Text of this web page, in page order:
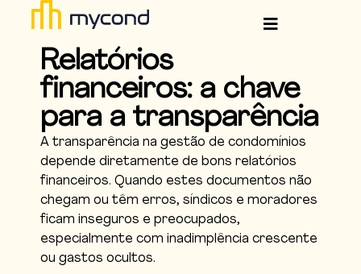
Relatórios
financeiros: a chave
para a transparência
A transparência na gestão de condomínios
depende diretamente de bons relatórios
financeiros. Quando estes documentos não
chegam ou têm erros, síndicos e moradores
ficam inseguros e preocupados,
especialmente com inadimplência crescente
ou gastos ocultos.